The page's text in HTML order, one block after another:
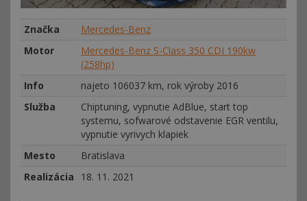
Značka
Mercedes-Benz
Motor
Mercedes-Benz S-Class 350 CDI 190kw
(258hp)
Info
najeto 106037 km, rok výroby 2016
Služba
Chiptuning, vypnutie AdBlue, start top
systemu, sofwarové odstavenie EGR ventilu,
vypnutie vyrivych klapiek
Mesto
Bratislava
Realizácia
18. 11. 2021